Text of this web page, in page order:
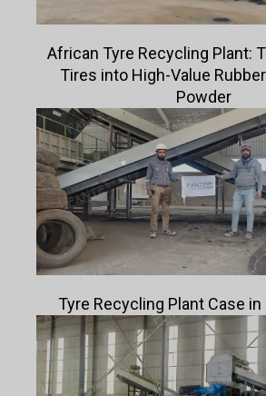
African Tyre Recycling Plant:
Tires into High-Value
Powder
Tyre Recycling Plant Case